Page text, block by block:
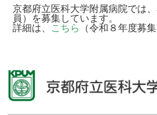
京都府立医科大学附属病院では
員）を募集しています。
詳細は、 こちら （令和８年度募